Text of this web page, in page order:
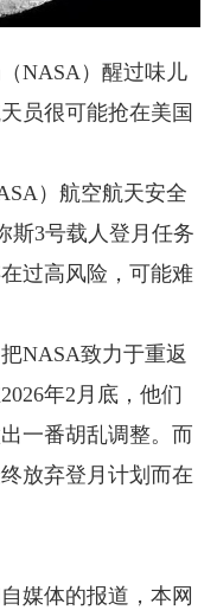
NASA）醒过味儿
员很可能抢在美国
）航空航天安全
斯3号载人登月任务
过高风险，可能难
NASA致力于重返
年2月底，他们
一番胡乱调整。而
放弃登月计划而在
媒体的报道，本网